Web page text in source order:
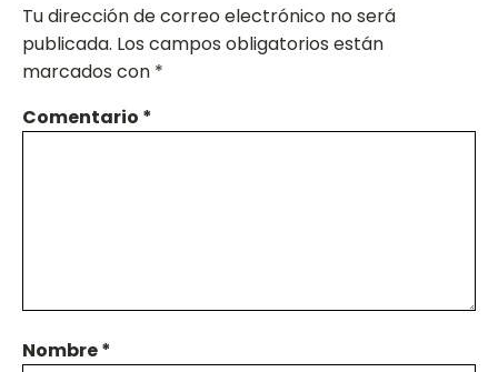
Tu dirección de correo electrónico no será
publicada. Los campos obligatorios están
marcados con *
Comentario *
Nombre*